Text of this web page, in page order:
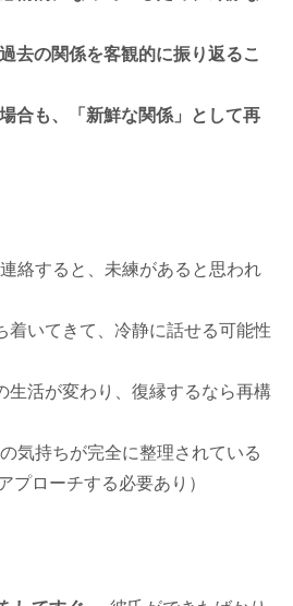
去の関係を客観的に振り返るこ
合も、「新鮮な関係」として再
絡すると、未練があると思われ
着いてきて、冷静に話せる可能性
生活が変わり、復縁するなら再構
気持ちが完全に整理されている
プローチする必要あり）